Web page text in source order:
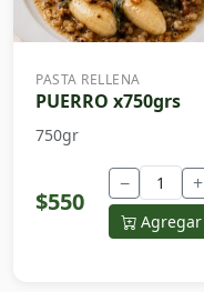
PASTA RELLENA
PUERRO x750grs
750gr
$550
− +
Agregar